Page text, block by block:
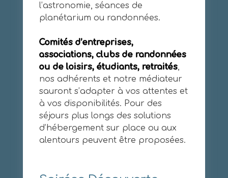
l’astronomie, séances de
planétarium ou randonnées.
Comités d’entreprises,
associations, clubs de randonnées
ou de loisirs, étudiants, retraités,
nos adhérents et notre médiateur
sauront s’adapter à vos attentes et
à vos disponibilités. Pour des
séjours plus longs des solutions
d’hébergement sur place ou aux
alentours peuvent être proposées.